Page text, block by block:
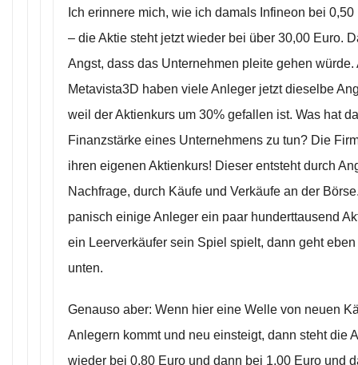
Ich erinnere mich, wie ich damals Infineon bei
– die Aktie steht jetzt wieder bei über 30,00 Euro.
Angst, dass das Unternehmen pleite gehen würde.
Metavista3D haben viele Anleger jetzt dieselbe
weil der Aktienkurs um 30% gefallen ist. Was hat
Finanzstärke eines Unternehmens zu tun? Die
ihren eigenen Aktienkurs! Dieser entsteht durch
Nachfrage, durch Käufe und Verkäufe an der
panisch einige Anleger ein paar hunderttausend
ein Leerverkäufer sein Spiel spielt, dann geht
unten.
Genauso aber: Wenn hier eine Welle von neuen
Anlegern kommt und neu einsteigt, dann steht die
wieder bei 0,80 Euro und dann bei 1,00 Euro und